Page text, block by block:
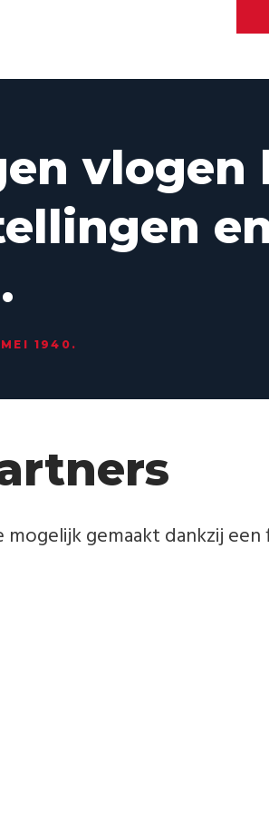
vlogen
1940.
gemaakt dankzij